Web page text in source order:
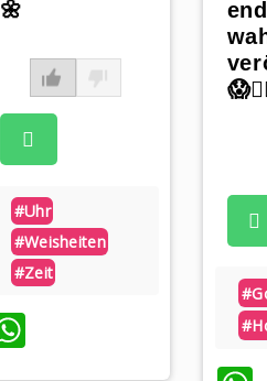
🌼
#uhr
#weisheiten
#zeit